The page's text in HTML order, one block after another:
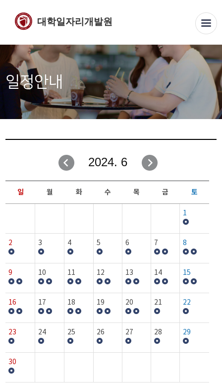
대학일자리개발원
일정안내
2024. 6
일 월 화 수 목 금 토
1
2 3 4 5 6 7 8
9 10 11 12 13 14 15
16 17 18 19 20 21 22
23 24 25 26 27 28 29
30